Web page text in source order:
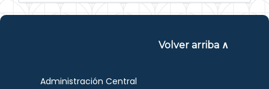
Volver arriba ∧
Administración Central